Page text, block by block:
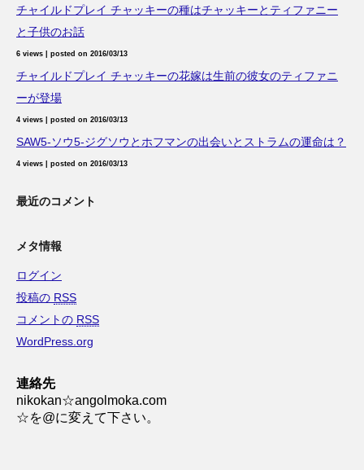
チャイルドプレイ チャッキーの種はチャッキーとティファニー
と子供のお話
6 views posted on 2016/03/13
チャイルドプレイ チャッキーの花嫁は生前の彼女のティファニ
ーが登場
4 views posted on 2016/03/13
SAW5-ソウ5-ジグソウとホフマンの出会いとストラムの運命は？
4 views posted on 2016/03/13
最近のコメント
メタ情報
ログイン
投稿の RSS
コメントの RSS
WordPress.org
連絡先
nikokan☆angolmoka.com
☆を@に変えて下さい。